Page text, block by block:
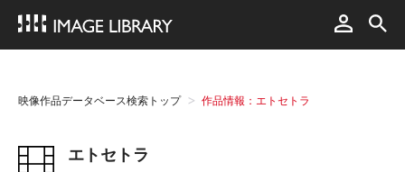
映像作品データベース検索トップ 作品情報：エトセトラ
エトセトラ